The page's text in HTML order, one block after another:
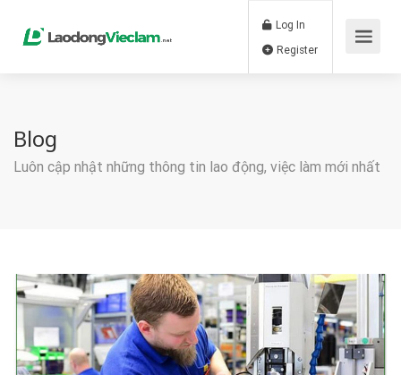
Log In
Blog
Luôn cập nhật những thông tin lao động, việc làm mới nhất